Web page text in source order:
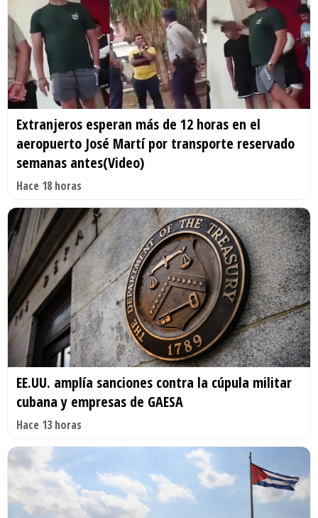
Extranjeros esperan más de 12 horas en el
aeropuerto José Martí por transporte reservado
semanas antes(Video)
Hace 18 horas
EE.UU. amplía sanciones contra la cúpula militar
cubana y empresas de GAESA
Hace 13 horas